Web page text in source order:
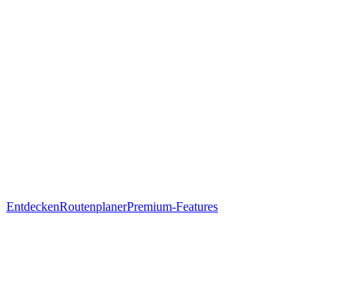
EntdeckenRoutenplanerPremium-Features